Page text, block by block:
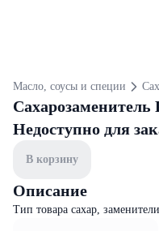
Масло, соусы и специи
Сахарозаменитель
Недоступно для
В корзину
Описание
Тип товара сахар,